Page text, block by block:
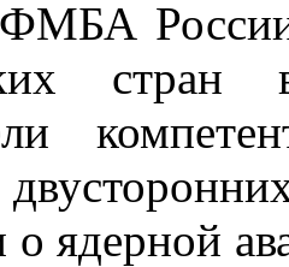
(ФМБА
стран
ядерной